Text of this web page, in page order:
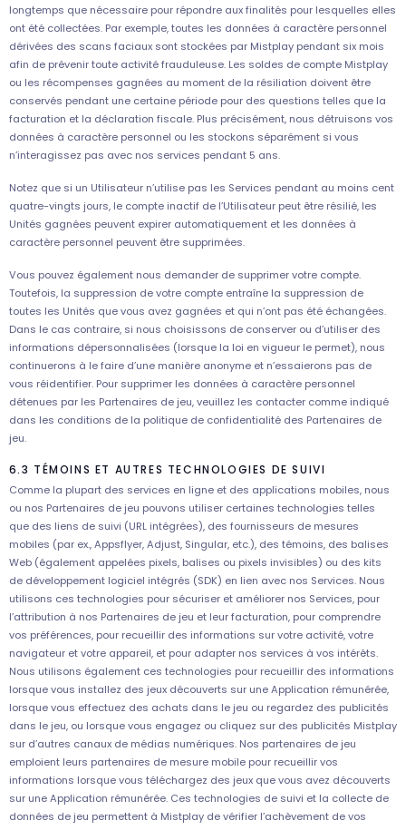
longtemps que nécessaire pour répondre aux finalités pour lesquelles elles
ont été collectées. Par exemple, toutes les données à caractère personnel
dérivées des scans faciaux sont stockées par Mistplay pendant six mois
afin de prévenir toute activité frauduleuse. Les soldes de compte Mistplay
ou les récompenses gagnées au moment de la résiliation doivent être
conservés pendant une certaine période pour des questions telles que la
facturation et la déclaration fiscale. Plus précisément, nous détruisons vos
données à caractère personnel ou les stockons séparément si vous
n’interagissez pas avec nos services pendant 5 ans.
Notez que si un Utilisateur n’utilise pas les Services pendant au moins cent
quatre-vingts jours, le compte inactif de l’Utilisateur peut être résilié, les
Unités gagnées peuvent expirer automatiquement et les données à
caractère personnel peuvent être supprimées.
Vous pouvez également nous demander de supprimer votre compte.
Toutefois, la suppression de votre compte entraîne la suppression de
toutes les Unités que vous avez gagnées et qui n’ont pas été échangées.
Dans le cas contraire, si nous choisissons de conserver ou d’utiliser des
informations dépersonnalisées (lorsque la loi en vigueur le permet), nous
continuerons à le faire d’une manière anonyme et n’essaierons pas de
vous réidentifier. Pour supprimer les données à caractère personnel
détenues par les Partenaires de jeu, veuillez les contacter comme indiqué
dans les conditions de la politique de confidentialité des Partenaires de
jeu.
6.3 TÉMOINS ET AUTRES TECHNOLOGIES DE SUIVI
Comme la plupart des services en ligne et des applications mobiles, nous
ou nos Partenaires de jeu pouvons utiliser certaines technologies telles
que des liens de suivi (URL intégrées), des fournisseurs de mesures
mobiles (par ex., Appsflyer, Adjust, Singular, etc.), des témoins, des balises
Web (également appelées pixels, balises ou pixels invisibles) ou des kits
de développement logiciel intégrés (SDK) en lien avec nos Services. Nous
utilisons ces technologies pour sécuriser et améliorer nos Services, pour
l’attribution à nos Partenaires de jeu et leur facturation, pour comprendre
vos préférences, pour recueillir des informations sur votre activité, votre
navigateur et votre appareil, et pour adapter nos services à vos intérêts.
Nous utilisons également ces technologies pour recueillir des informations
lorsque vous installez des jeux découverts sur une Application rémunérée,
lorsque vous effectuez des achats dans le jeu ou regardez des publicités
dans le jeu, ou lorsque vous engagez ou cliquez sur des publicités Mistplay
sur d’autres canaux de médias numériques. Nos partenaires de jeu
emploient leurs partenaires de mesure mobile pour recueillir vos
informations lorsque vous téléchargez des jeux que vous avez découverts
sur une Application rémunérée. Ces technologies de suivi et la collecte de
données de jeu permettent à Mistplay de vérifier l’achèvement de vos